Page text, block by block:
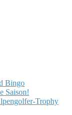
Bingo
Saison!
Trophy